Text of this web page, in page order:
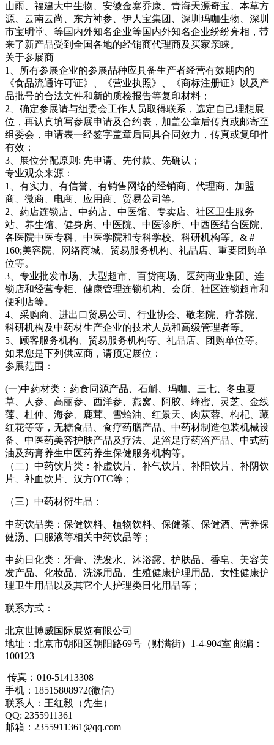
山雨、福建大中生物、安徽金寨乔康、青海天源奇宝、本草方
源、云南云尚、东方神参、伊人宝集团、深圳玛咖生物、深圳
市宝明堂、等国内外知名企业等国内外知名企业纷纷亮相，带
来了新产品受到全国各地的经销商代理商及买家亲睐。
关于参展商
1
、所有参展企业的参展品种应具备生产者经营有效期内的
《食品流通许可证》、《营业执照》、《商标注册证》以及产
品批号的合法文件和新的质检报告等复印材料；
2 、确定参展请与组委会工作人员取得联系，选定自己理想展
位，再认真填写参展申请及合约表，加盖公章后传真或邮寄至
组委会，申请表一经签字盖章后同具合同效力，传真或复印件
有效；
3 、展位分配原则 : 先申请、先付款、先确认；
专业观众来源：
1
、有实力、有信誉、有销售网络的经销商、代理商、加盟
商、微商、电商、应用商、贸易公司等。
2 、药店连锁店、中药店、中医馆、专卖店、社区卫生服务
站、养生馆、健身房、中医院、中医诊所、中西医结合医院、
各医院中医专科、中医学院和专科学校、科研机构等。 &＃
160;美容院、网络商城、贸易服务机构、礼品店、重要团购单
位等。
3 、专业批发市场、大型超市、百货商场、医药商业集团、连
锁店和经营专柜、健康管理连锁机构、会所、社区连锁超市和
便利店等。
4 、采购商、进出口贸易公司、行业协会、敬老院、疗养院、
科研机构及中药材生产企业的技术人员和高级管理者等。
5 、顾客服务机构、贸易服务机构等、礼品店、团购单位等。
如果您是下列供应商，请预定展位：
参展范围：
(一)中药材类： 药食同源产品、石斛、玛咖、三七、冬虫夏
草、人参、高丽参、西洋参、燕窝、阿胶、蜂蜜、灵芝、金线
莲、杜仲、海参、鹿茸、雪蛤油、红景天、肉苁蓉、枸杞、藏
红花等等，无糖食品、食疗药膳产品、中药材制造包装机械设
备、中医药美容护肤产品及疗法、足浴足疗药浴产品、中式药
油及药膏养生中医药养生保健服务机构等。
（二） 中药饮片类：补虚饮片、补气饮片、补阳饮片、补阴饮
片、补血饮片、汉方OTC等；
（三）中药材衍生品：
中药饮品类：保健饮料、植物饮料、保健茶、保健酒、营养保
健汤、口服液等相关中药饮品等；
中药日化类：牙膏、洗发水、沐浴露、护肤品、香皂、美容美
发产品、化妆品、洗涤用品、生殖健康护理用品、女性健康护
理卫生用品以及其它个人护理类日化用品等；
联系方式：
北京世博威国际展览有限公司
地址：北京市朝阳区朝阳路69号（财满街） 1-4-904室 邮编：
100123
传真： 010-51413308
手机： 18515808972(微信)
联系人： 王红毅 （先生）
QQ: 2355911361
邮箱： 2355911361@qq.com